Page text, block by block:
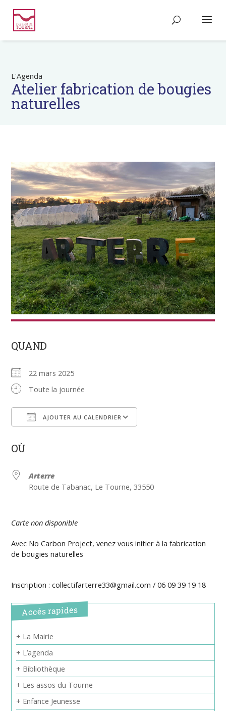
L'Agenda
Atelier fabrication de bougies
naturelles
QUAND
22 mars 2025
Toute la journée
AJOUTER AU CALENDRIER
OÙ
Arterre
Route de Tabanac, Le Tourne, 33550
Carte non disponible
Avec No Carbon Project, venez vous initier à la fabrication
de bougies naturelles
Inscription : collectifarterre33@gmail.com / 06 09 39 19 18
Accés rapides
+ La Mairie
+ L’agenda
+ Bibliothèque
+ Les assos du Tourne
+ Enfance Jeunesse